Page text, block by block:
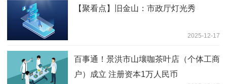
【聚看点】旧金山：市政厅灯光秀
2025-12-17
百事通！景洪市山壤咖茶叶店（个体工商
户）成立 注册资本1万人民币